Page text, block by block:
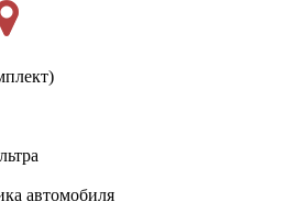
автомобиля